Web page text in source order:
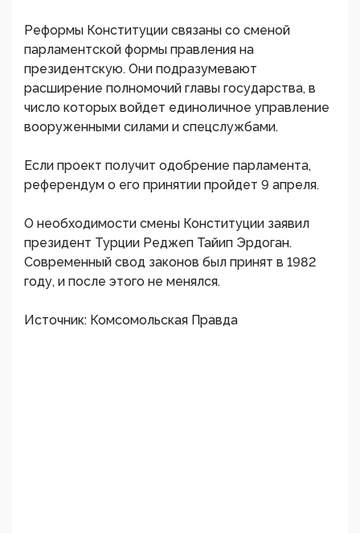
Реформы Конституции связаны со сменой
парламентской формы правления на
президентскую. Они подразумевают
расширение полномочий главы государства, в
число которых войдет единоличное управление
вооруженными силами и спецслужбами.
Если проект получит одобрение парламента,
референдум о его принятии пройдет 9 апреля.
О необходимости смены Конституции заявил
президент Турции Реджеп Тайип Эрдоган.
Современный свод законов был принят в 1982
году, и после этого не менялся.
Источник: Комсомольская Правда